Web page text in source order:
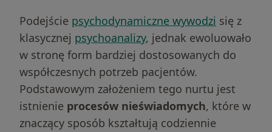
Podejście psychodynamiczne wywodzi się z
klasycznej psychoanalizy, jednak ewoluowało
w stronę form bardziej dostosowanych do
współczesnych potrzeb pacjentów.
Podstawowym założeniem tego nurtu jest
istnienie procesów nieświadomych, które w
znaczący sposób kształtują codziennie